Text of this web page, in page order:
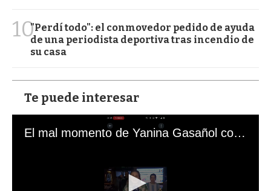
10"Perdí todo": el conmovedor pedido de ayuda
de una periodista deportiva tras incendio de
su casa
Te puede interesar
El mal momento de Yanina Gasañol con un hincha argentino en "Subrayado"